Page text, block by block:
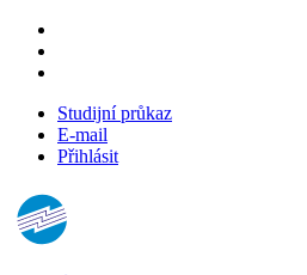
Studijní průkaz
E-mail
Přihlásit